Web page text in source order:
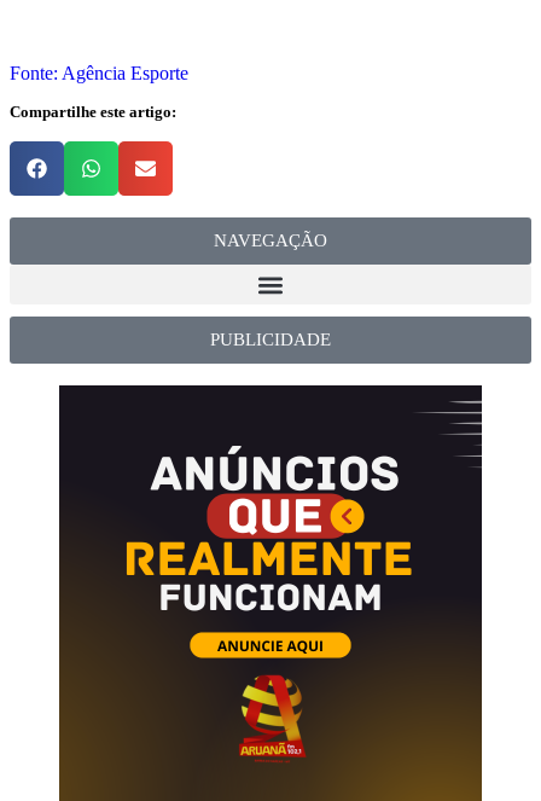
Fonte: Agência Esporte
Compartilhe este artigo:
NAVEGAÇÃO
PUBLICIDADE